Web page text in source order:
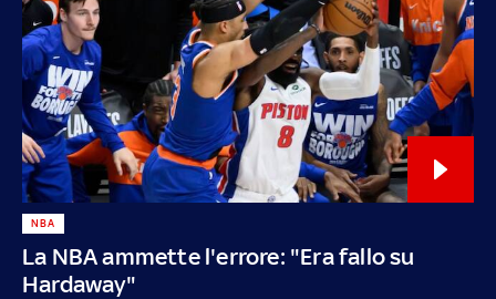
La NBA ammette l'errore: "Era fallo su
Hardaway"
NBA